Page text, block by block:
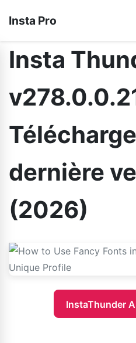
Insta Pro
Insta
dernière
(2026)
InstaThunder